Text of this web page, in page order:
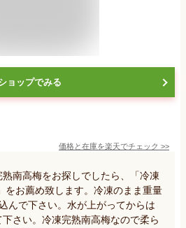
ョップでみる
価格と在庫を楽天でチェック >>
南高梅をお探しでしたら、「冷凍
をお薦め致します。冷凍のまま重量
んで下さい。水が上がってからは
下さい。冷凍完熟南高梅なので柔ら